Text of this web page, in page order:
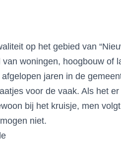
op het gebied van
woningen, hoogbouw of
jaren in de
voor de vaak. Als het
bij het kruisje, men
niet.